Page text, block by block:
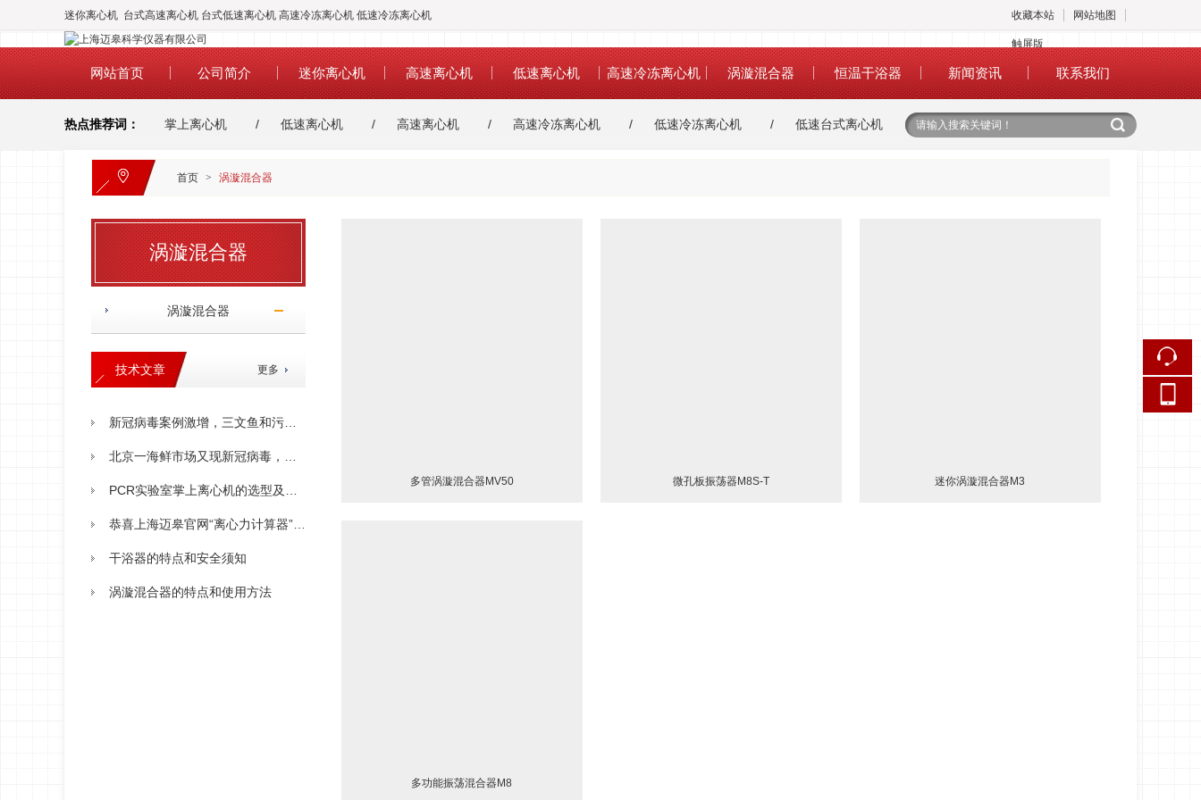
迷你离心机 台式高速离心机 台式低速离心机 高速冷冻离心机 低速冷冻离心机 收藏本站 网站地图
触屏版
网站首页 公司简介 迷你离心机 高速离心机 低速离心机 高速冷冻离心机 涡漩混合器 恒温干浴器 新闻资讯 联系我们
热点推荐词： 掌上离心机 低速离心机 高速离心机 高速冷冻离心机 低速冷冻离心机 低速台式离心机 高速台式离心机
恒温金属浴 台式低速冷冻离心机
迷你离心机
首页 > 涡漩混合器
涡漩混合器
涡漩混合器
更多
技术文章
新冠病毒案例激增，三文鱼和污水竟成为新型感染源?
北京一海鲜市场又现新冠病毒，核酸检测离心机助病毒检测一臂之力!
PCR实验室掌上离心机的选型及操作
恭喜上海迈皋官网“离心力计算器”上线
干浴器的特点和安全须知
涡漩混合器的特点和使用方法
多管涡漩混合器MV50 微孔板振荡器M8S-T 迷你涡漩混合器M3
多功能振荡混合器M8